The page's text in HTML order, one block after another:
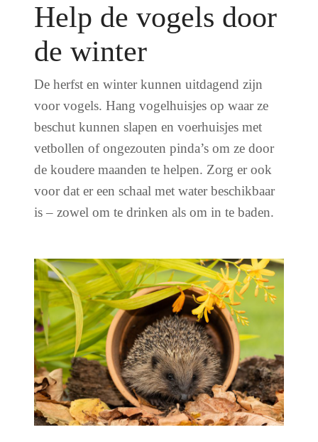
Help de vogels door
de winter
De herfst en winter kunnen uitdagend zijn
voor vogels. Hang vogelhuisjes op waar ze
beschut kunnen slapen en voerhuisjes met
vetbollen of ongezouten pinda’s om ze door
de koudere maanden te helpen. Zorg er ook
voor dat er een schaal met water beschikbaar
is – zowel om te drinken als om in te baden.